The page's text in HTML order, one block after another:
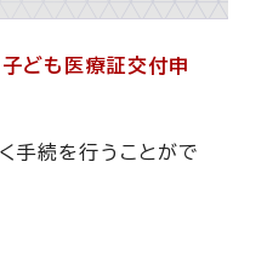
子ども医療証交付申
手続を行うことがで